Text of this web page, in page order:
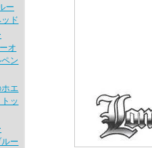
ー
ド
オ
ン
エ
ッ
ー